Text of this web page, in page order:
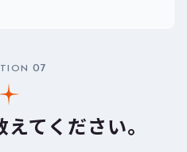
07
てください。